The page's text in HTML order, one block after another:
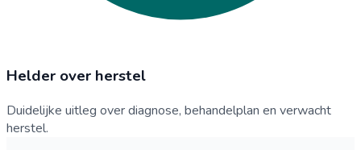
Helder over herstel
Duidelijke uitleg over diagnose, behandelplan en verwacht
herstel.